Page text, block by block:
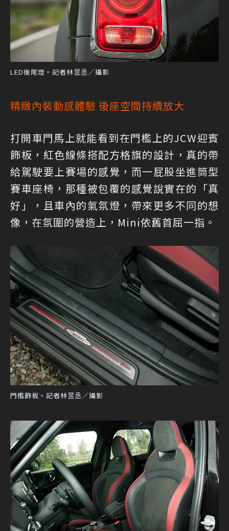
LED後尾燈。記者林昱丞／攝影
精緻內裝動感體驗 後座空間持續放大
打開車門馬上就能看到在門檻上的JCW迎賓
飾板，紅色線條搭配方格旗的設計，真的帶
給駕駛要上賽場的感覺，而一屁股坐進筒型
賽車座椅，那種被包覆的感覺說實在的「真
好」，且車內的氣氛燈，帶來更多不同的想
像，在氛圍的營造上，Mini依舊首屈一指。
門檻飾板。記者林昱丞／攝影